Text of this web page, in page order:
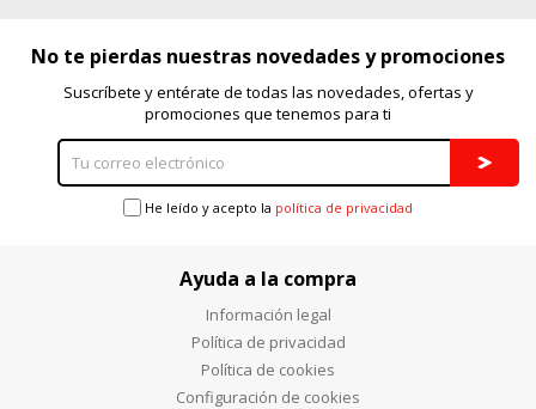
No te pierdas nuestras novedades y promociones
Suscríbete y entérate de todas las novedades, ofertas y
promociones que tenemos para ti
He leído y acepto la política de privacidad
Ayuda a la compra
Información legal
Política de privacidad
Política de cookies
Configuración de cookies
Puedes volver a configurar tus cookies desde la sección
"Configuración de cookies" al pie de la página. También puedes
consultar nuestrapolítica de cookies